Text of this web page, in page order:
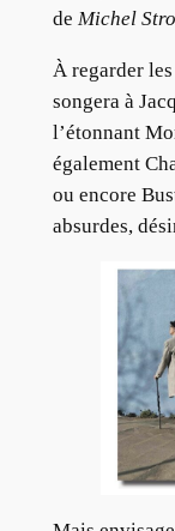
de Michel
À regarder
songera à
l’étonnant
également
ou encore
absurdes,